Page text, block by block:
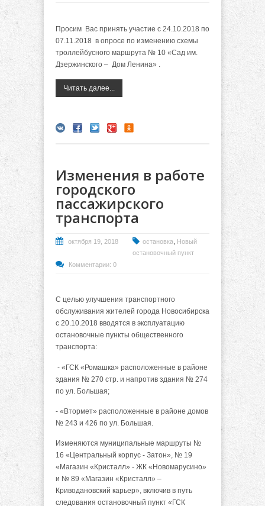
Просим Вас принять участие с 24.10.2018 по
07.11.2018 в опросе по изменению схемы
троллейбусного маршрута № 10 «Сад им.
Дзержинского – Дом Ленина» .
Читать далее...
Изменения в работе
городского
пассажирского
транспорта
октября 19, 2018 остановка, Новый
остановочный пункт
Комментарии: 0
С целью улучшения транспортного
обслуживания жителей города Новосибирска
с 20.10.2018 вводятся в эксплуатацию
остановочные пункты общественного
транспорта:
- «ГСК «Ромашка» расположенные в районе
здания № 270 стр. и напротив здания № 274
по ул. Большая;
- «Втормет» расположенные в районе домов
№ 243 и 426 по ул. Большая.
Изменяются муниципальные маршруты №
16 «Центральный корпус - Затон», № 19
«Магазин «Кристалл» - ЖК «Новомарусино»
и № 89 «Магазин «Кристалл» –
Криводановский карьер», включив в путь
следования остановочный пункт «ГСК